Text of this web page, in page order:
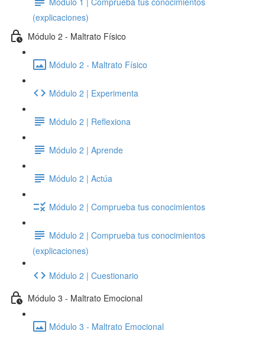
(explicaciones)
Módulo 2 - Maltrato Físico
Módulo 2 - Maltrato Físico
Módulo 2 | Experimenta
Módulo 2 | Reflexiona
Módulo 2 | Aprende
Módulo 2 | Actúa
Módulo 2 | Comprueba tus conocimientos
Módulo 2 | Comprueba tus conocimientos
(explicaciones)
Módulo 2 | Cuestionario
Módulo 3 - Maltrato Emocional
Módulo 3 - Maltrato Emocional